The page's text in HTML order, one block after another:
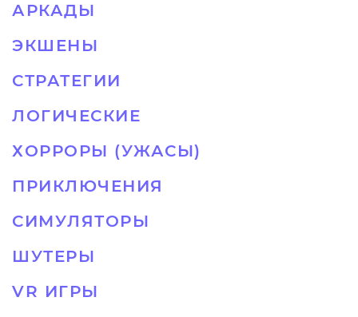
АРКАДЫ
ЭКШЕНЫ
СТРАТЕГИИ
ЛОГИЧЕСКИЕ
ХОРРОРЫ (УЖАСЫ)
ПРИКЛЮЧЕНИЯ
СИМУЛЯТОРЫ
ШУТЕРЫ
VR ИГРЫ